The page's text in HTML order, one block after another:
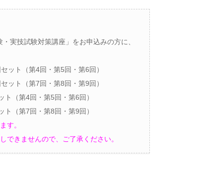
実技試験対策講座」をお申込みの方に、
ット（第4回・第5回・第6回）
ット（第7回・第8回・第9回）
（第4回・第5回・第6回）
（第7回・第8回・第9回）
す。
きませんので、ご了承ください。